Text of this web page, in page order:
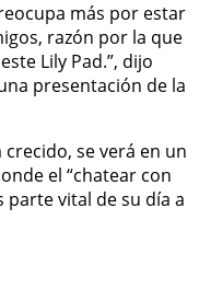
más por estar
razón por la que
Lily Pad.”, dijo
presentación de la
se verá en un
el “chatear con
parte vital de su día a